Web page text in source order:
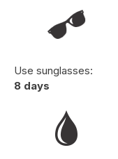
Use sunglasses:
8 days